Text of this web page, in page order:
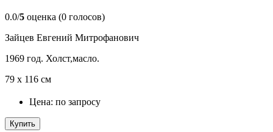
0.0/5 оценка (0 голосов)
Зайцев Евгений Митрофанович
1969 год. Холст,масло.
79 х 116 см
Цена: по запросу
Купить